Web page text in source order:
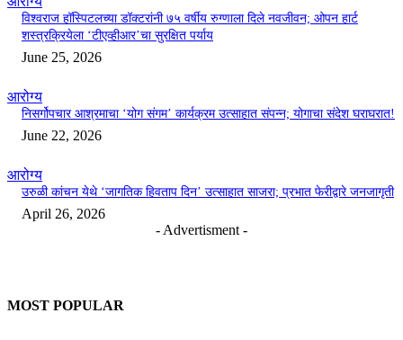
विश्वराज हॉस्पिटलच्या डॉक्टरांनी ७५ वर्षीय रुग्णाला दिले नवजीवन; ओपन हार्ट
शस्त्रक्रियेला ‘टीएव्हीआर’चा सुरक्षित पर्याय
June 25, 2026
आरोग्य
निसर्गोपचार आश्रमाचा ‘योग संगम’ कार्यक्रम उत्साहात संपन्न; योगाचा संदेश घराघरात!
June 22, 2026
आरोग्य
उरुळी कांचन येथे ‘जागतिक हिवताप दिन’ उत्साहात साजरा; प्रभात फेरीद्वारे जनजागृती
April 26, 2026
- Advertisment -
MOST POPULAR